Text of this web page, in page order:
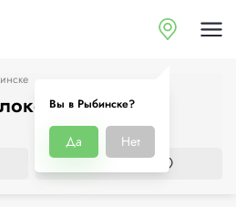
Вы в Рыбинске?
Да Нет
в
Все приёмки